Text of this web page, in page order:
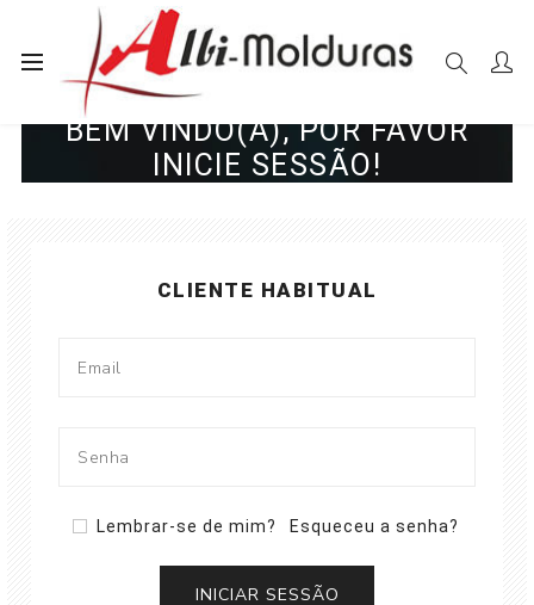
BEM VINDO(A), POR FAVOR
INICIE SESSÃO!
CLIENTE HABITUAL
Lembrar-se de mim? Esqueceu a senha?